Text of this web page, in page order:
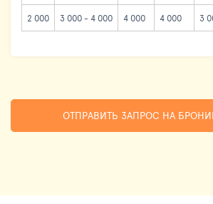
2 000 3 000 - 4 000 4 000 4 000 3
ОТПРАВИТЬ ЗАПРОС НА